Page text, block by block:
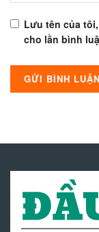
Lưu tên của
cho lần bình